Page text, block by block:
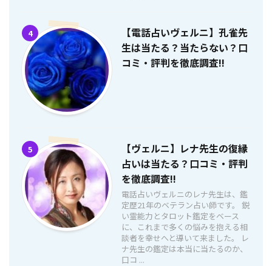
4
【電話占いヴェルニ】孔雀先
生は当たる？当たらない？口
コミ・評判を徹底調査!!
5
【ヴェルニ】レナ先生の復縁
占いは当たる？口コミ・評判
を徹底調査!!
電話占いヴェルニのレナ先生は、鑑
定歴21年のベテラン占い師です。 鋭
い霊能力とタロット鑑定をベース
に、これまで多くの悩みを抱える相
談者を幸せへと導いて来ました。 レ
ナ先生の鑑定は本当に当たるのか、
口コ ...